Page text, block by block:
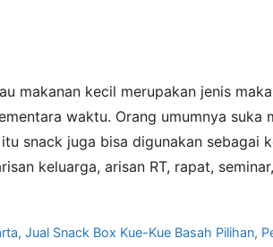
makanan kecil merupakan jenis
waktu. Orang umumnya suka
snack juga bisa digunakan sebagai
keluarga, arisan RT, rapat,
,Jual Snack Box Kue-Kue Basah Pilihan,